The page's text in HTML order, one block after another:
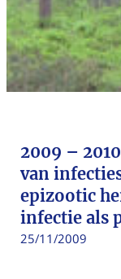
2009 –
van
epizootic
infectie als
25/11/2009